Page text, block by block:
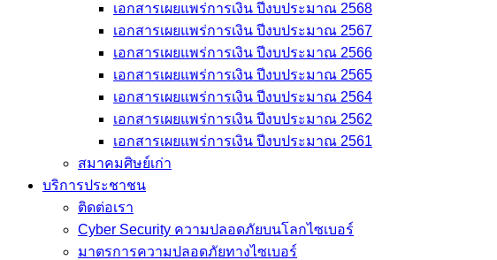
เอกสารเผยแพร่การเงิน ปีงบประมาณ 2568
เอกสารเผยแพร่การเงิน ปีงบประมาณ 2567
เอกสารเผยแพร่การเงิน ปีงบประมาณ 2566
เอกสารเผยแพร่การเงิน ปีงบประมาณ 2565
เอกสารเผยแพร่การเงิน ปีงบประมาณ 2564
เอกสารเผยแพร่การเงิน ปีงบประมาณ 2562
เอกสารเผยแพร่การเงิน ปีงบประมาณ 2561
สมาคมศิษย์เก่า
บริการประชาชน
ติดต่อเรา
Cyber Security ความปลอดภัยบนโลกไซเบอร์
มาตรการความปลอดภัยทางไซเบอร์